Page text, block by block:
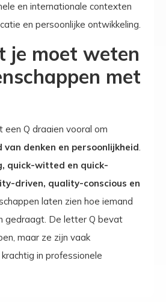
en internationale contexten
en persoonlijke ontwikkeling.
je moet weten
met
een Q draaien vooral om
denken en persoonlijkheid.
quick-witted en quick-
driven, quality-conscious en
laten zien hoe iemand
gedraagt. De letter Q bevat
maar ze zijn vaak
in professionele